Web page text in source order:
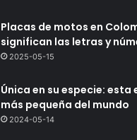
Placas de motos en
significan las letras y
2025-05-15
Única en su especie: esta
más pequeña del mundo
2024-05-14